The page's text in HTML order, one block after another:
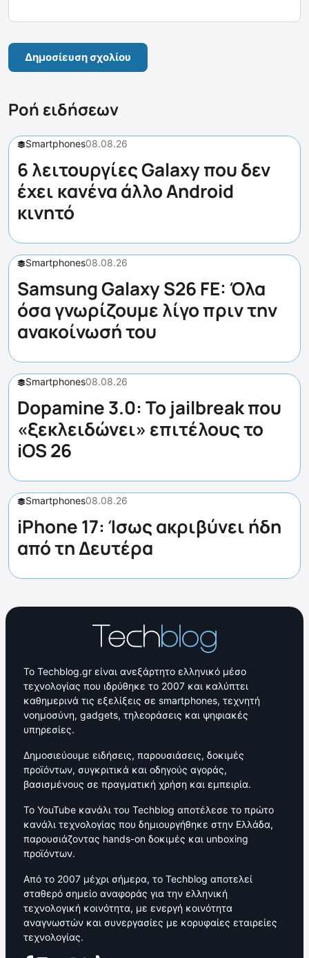
Ροή ειδήσεων
Smartphones08.08.26
6 λειτουργίες Galaxy που δεν
έχει κανένα άλλο Android
κινητό
Smartphones08.08.26
Samsung Galaxy S26 FE: Όλα
όσα γνωρίζουμε λίγο πριν την
ανακοίνωσή του
Smartphones08.08.26
Dopamine 3.0: Το jailbreak που
«ξεκλειδώνει» επιτέλους το
iOS 26
Smartphones08.08.26
iPhone 17: Ίσως ακριβύνει ήδη
από τη Δευτέρα
Το Techblog.gr είναι ανεξάρτητο ελληνικό μέσο
τεχνολογίας που ιδρύθηκε το 2007 και καλύπτει
καθημερινά τις εξελίξεις σε smartphones, τεχνητή
νοημοσύνη, gadgets, τηλεοράσεις και ψηφιακές
υπηρεσίες.
Δημοσιεύουμε ειδήσεις, παρουσιάσεις, δοκιμές
προϊόντων, συγκριτικά και οδηγούς αγοράς,
βασισμένους σε πραγματική χρήση και εμπειρία.
Το YouTube κανάλι του Techblog αποτέλεσε το πρώτο
κανάλι τεχνολογίας που δημιουργήθηκε στην Ελλάδα,
παρουσιάζοντας hands-on δοκιμές και unboxing
προϊόντων.
Από το 2007 μέχρι σήμερα, το Techblog αποτελεί
σταθερό σημείο αναφοράς για την ελληνική
τεχνολογική κοινότητα, με ενεργή κοινότητα
αναγνωστών και συνεργασίες με κορυφαίες εταιρείες
τεχνολογίας.